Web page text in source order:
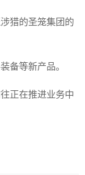
猎的圣笼集团的
备等新产品。
正在推进业务中